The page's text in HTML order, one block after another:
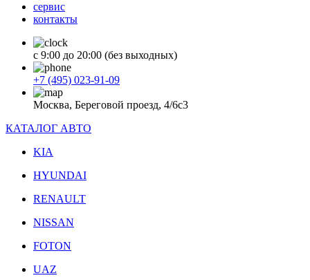
сервис
контакты
с 9:00 до 20:00 (без выходных)
+7 (495) 023-91-09
Москва, Береговой проезд, 4/6с3
КАТАЛОГ АВТО
KIA
HYUNDAI
RENAULT
NISSAN
FOTON
UAZ